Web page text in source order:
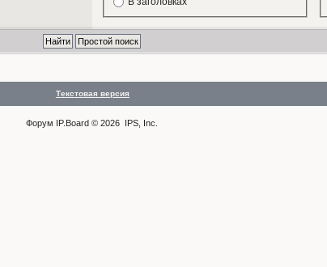
Текстовая версия
Форум IP.Board © 2026 IPS, Inc